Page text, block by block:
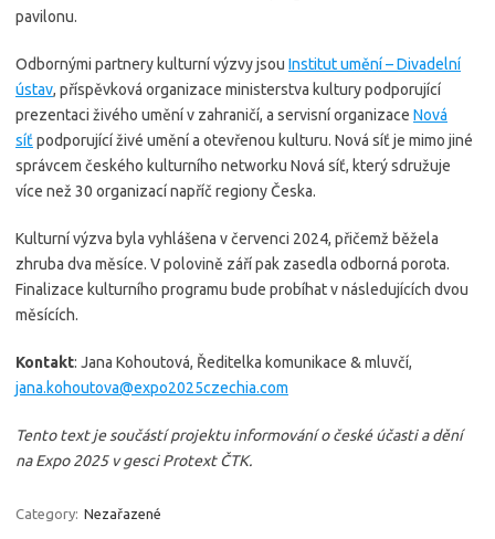
pavilonu.
Odbornými partnery kulturní výzvy jsou Institut umění – Divadelní
ústav, příspěvková organizace ministerstva kultury podporující
prezentaci živého umění v zahraničí, a servisní organizace Nová
síťpodporující živé umění a otevřenou kulturu. Nová síť je mimo jiné
správcem českého kulturního networku Nová síť, který sdružuje
více než 30 organizací napříč regiony Česka.
Kulturní výzva byla vyhlášena v červenci 2024, přičemž běžela
zhruba dva měsíce. V polovině září pak zasedla odborná porota.
Finalizace kulturního programu bude probíhat v následujících dvou
měsících.
Kontakt: Jana Kohoutová, Ředitelka komunikace & mluvčí,
jana.kohoutova@expo2025czechia.com
Tento text je součástí projektu informování o české účasti a dění
na Expo 2025 v gesci Protext ČTK.
Category: Nezařazené